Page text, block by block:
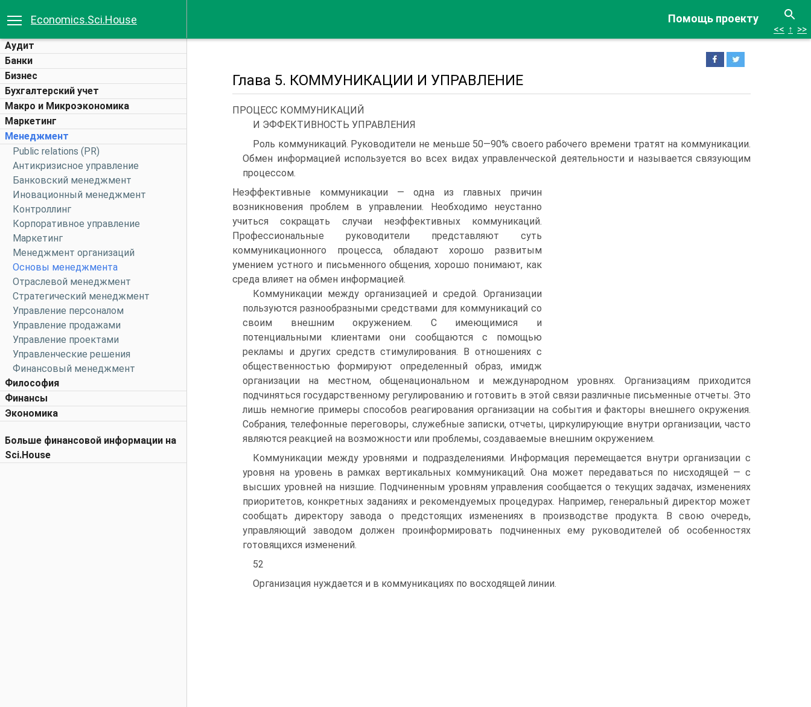
Помощь проекту
Economics.Sci.House
Аудит
Банки
Бизнес
Бухгалтерский учет
Макро и Микроэкономика
Маркетинг
Менеджмент
Public relations (PR)
Антикризисное управление
Банковский менеджмент
Иновационный менеджмент
Контроллинг
Корпоративное управление
Маркетинг
Менеджмент организаций
Основы менеджмента
Отраслевой менеджмент
Стратегический менеджмент
Управление персоналом
Управление продажами
Управление проектами
Управленческие решения
Финансовый менеджмент
Философия
Финансы
Экономика
Больше финансовой информации на
Sci.House
<< ↑ >>
Глава 5. КОММУНИКАЦИИ И УПРАВЛЕНИЕ
ПРОЦЕСС КОММУНИКАЦИЙ
И ЭФФЕКТИВНОСТЬ УПРАВЛЕНИЯ
Роль коммуникаций. Руководители не меньше 50—90% своего рабочего времени тратят на коммуникации.
Обмен информацией используется во всех видах управленческой деятельности и называется связующим
процессом.
Неэффективные коммуникации — одна из главных причин
возникновения проблем в управлении. Необходимо неустанно
учиться сокращать случаи неэффективных коммуникаций.
Профессиональные руководители представляют суть
коммуникационного процесса, обладают хорошо развитым
умением устного и письменного общения, хорошо понимают, как
среда влияет на обмен информацией.
Коммуникации между организацией и средой. Организации
пользуются разнообразными средствами для коммуникаций со
своим внешним окружением. С имеющимися и
потенциальными клиентами они сообщаются с помощью
рекламы и других средств стимулирования. В отношениях с
общественностью формируют определенный образ, имидж
организации на местном, общенациональном и международном уровнях. Организациям приходится
подчиняться государственному регулированию и готовить в этой связи различные письменные отчеты. Это
лишь немногие примеры способов реагирования организации на события и факторы внешнего окружения.
Собрания, телефонные переговоры, служебные записки, отчеты, циркулирующие внутри организации, часто
являются реакцией на возможности или проблемы, создаваемые внешним окружением.
Коммуникации между уровнями и подразделениями. Информация перемещается внутри организации с
уровня на уровень в рамках вертикальных коммуникаций. Она может передаваться по нисходящей — с
высших уровней на низшие. Подчиненным уровням управления сообщается о текущих задачах, изменениях
приоритетов, конкретных заданиях и рекомендуемых процедурах. Например, генеральный директор может
сообщать директору завода о предстоящих изменениях в производстве продукта. В свою очередь,
управляющий заводом должен проинформировать подчиненных ему руководителей об особенностях
готовящихся изменений.
52
Организация нуждается и в коммуникациях по восходящей линии.